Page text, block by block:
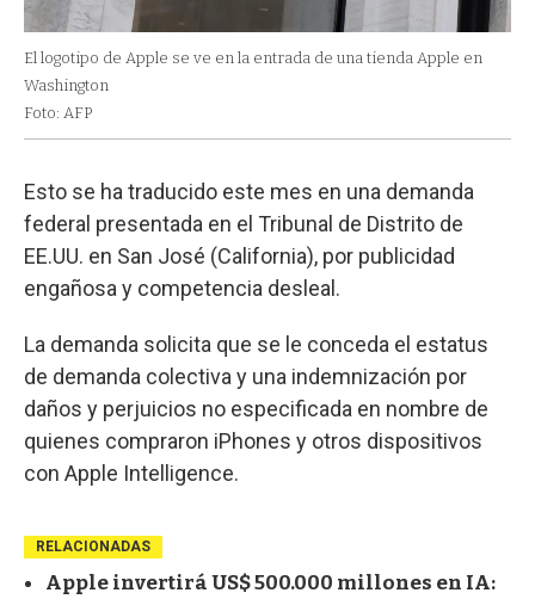
El logotipo de Apple se ve en la entrada de una tienda Apple en
Washington
Foto: AFP
Esto se ha traducido este mes en una demanda
federal presentada en el Tribunal de Distrito de
EE.UU. en San José (California), por publicidad
engañosa y competencia desleal.
La demanda solicita que se le conceda el estatus
de demanda colectiva y una indemnización por
daños y perjuicios no especificada en nombre de
quienes compraron iPhones y otros dispositivos
con Apple Intelligence.
RELACIONADAS
Apple invertirá US$ 500.000 millones en IA: